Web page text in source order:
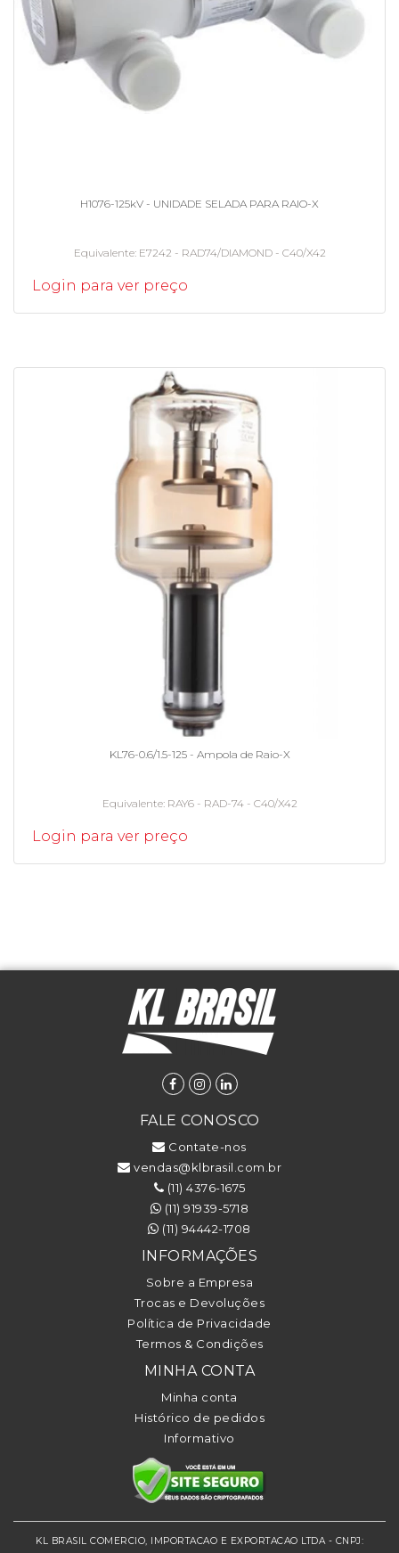
H1076-125kV - UNIDADE SELADA PARA RAIO-X
Equivalente E7242 - RAD74/DIAMOND - C40/X42
Login para ver preço
KL76-0.6/1.5-125 - Ampola de Raio-X
Equivalente RAY6 - RAD-74 - C40/X42
Login para ver preço
FALE CONOSCO
Contate-nos
vendas@klbrasil.com.br
(11) 4376-1675
(11) 91939-5718
(11) 94442-1708
INFORMAÇÕES
Sobre a Empresa
Trocas e Devoluções
Política de Privacidade
Termos & Condições
MINHA CONTA
Minha conta
Histórico de pedidos
Informativo
KL BRASIL COMERCIO, IMPORTACAO E EXPORTACAO LTDA - CNPJ: